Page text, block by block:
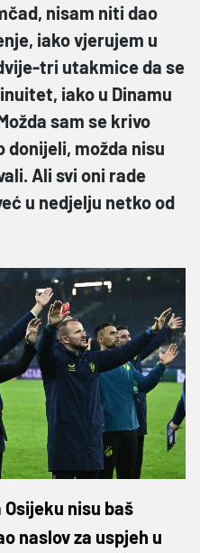
nisam niti dao
iako vjerujem u
tri utakmice da se
iako u Dinamu
sam se krivo
donijeli, možda nisu
Ali svi oni rade
u nedjelju netko od
nisu baš
naslov za uspjeh u